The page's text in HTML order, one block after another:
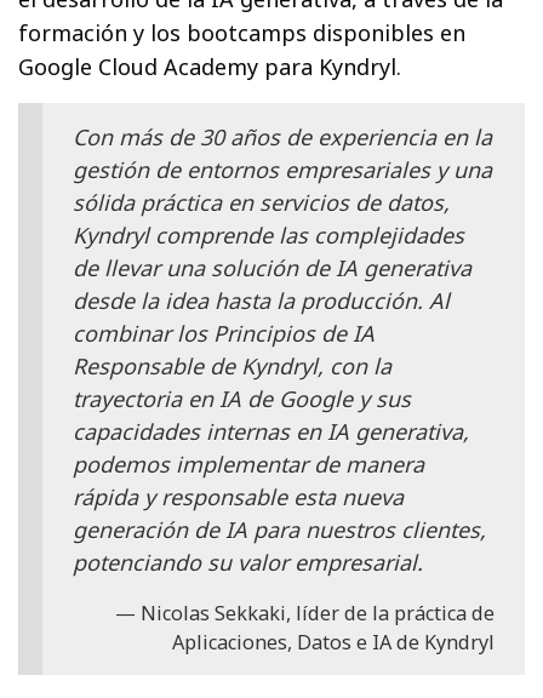
formación y los bootcamps disponibles en
Google Cloud Academy para Kyndryl.
Con más de 30 años de experiencia en la
gestión de entornos empresariales y una
sólida práctica en servicios de datos,
Kyndryl comprende las complejidades
de llevar una solución de IA generativa
desde la idea hasta la producción. Al
combinar los Principios de IA
Responsable de Kyndryl, con la
trayectoria en IA de Google y sus
capacidades internas en IA generativa,
podemos implementar de manera
rápida y responsable esta nueva
generación de IA para nuestros clientes,
potenciando su valor empresarial.
Nicolas Sekkaki, líder de la práctica de
Aplicaciones, Datos e IA de Kyndryl